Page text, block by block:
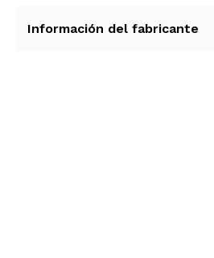
Información del fabricante